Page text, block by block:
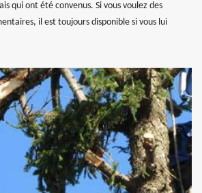
qui ont été convenus. Si vous voulez des
il est toujours disponible si vous lui